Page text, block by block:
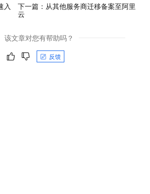
入
下一篇： 从其他服务商迁移备案至阿里
云
该文章对您有帮助吗？
反馈